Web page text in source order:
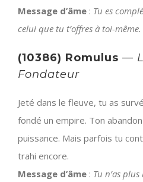
Message d’âme : Tu es
celui que tu t’offres à toi-même.
(10386) Romulus —
Fondateur
Jeté dans le fleuve, tu as
fondé un empire. Ton
puissance. Mais parfois tu
trahi encore.
Message d’âme : Tu n’as